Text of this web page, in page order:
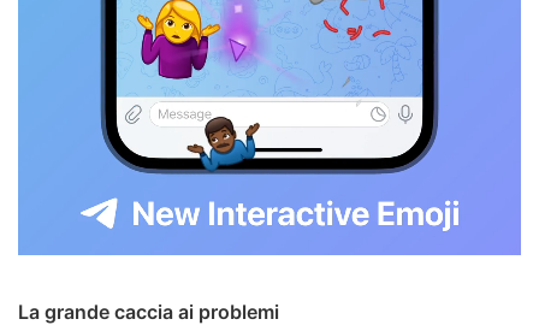
La grande caccia ai problemi